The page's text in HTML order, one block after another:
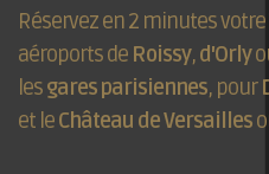
Réservez en 2 minutes votre
aéroports de Roissy,d'Orly
lesgares parisiennes, pour
et leChâteau de Versailles